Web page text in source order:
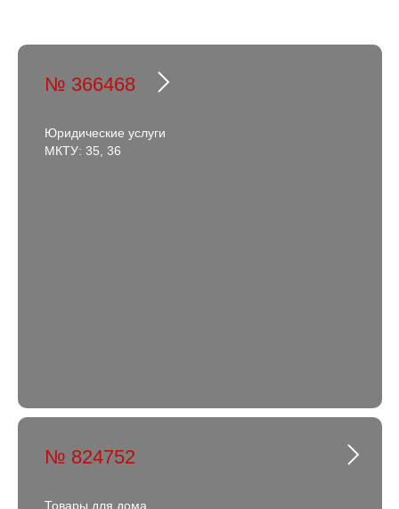
№ 366468
Юридические услуги
МКТУ: 35, 36
№ 824752
Товары для дома